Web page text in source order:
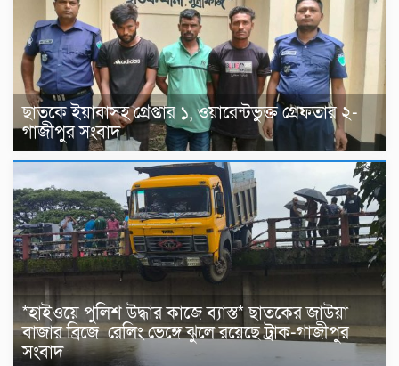
ছাতকে ইয়াবাসহ গ্রেপ্তার ১, ওয়ারেন্টভুক্ত গ্রেফতার ২-
গাজীপুর সংবাদ
*হাইওয়ে পুলিশ উদ্ধার কাজে ব্যাস্ত* ছাতকের জাউয়া
বাজার ব্রিজে রেলিং ভেঙ্গে ঝুলে রয়েছে ট্রাক-গাজীপুর
সংবাদ